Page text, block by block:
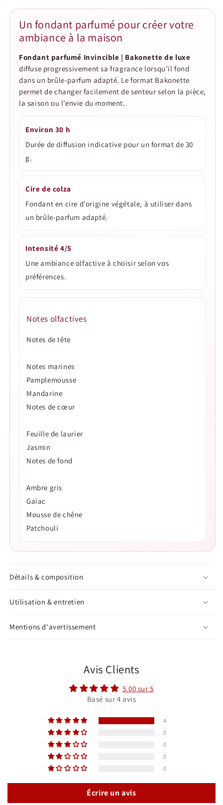
|
Bakonette
luxe
|
Bakonette
luxe
Un fondant parfumé pour créer votre
ambiance à la maison
Fondant parfumé Invincible | Bakonette de luxe
diffuse progressivement sa fragrance lorsqu’il fond
dans un brûle-parfum adapté. Le format Bakonette
permet de changer facilement de senteur selon la pièce,
la saison ou l’envie du moment.
Environ 30 h
Durée de diffusion indicative pour un format de 30
g.
Cire de colza
Fondant en cire d’origine végétale, à utiliser dans
un brûle-parfum adapté.
Intensité 4/5
Une ambiance olfactive à choisir selon vos
préférences.
Notes olfactives
Notes de tête
Notes marines
Pamplemousse
Mandarine
Notes de cœur
Feuille de laurier
Jasmin
Notes de fond
Ambre gris
Gaïac
Mousse de chêne
Patchouli
Détails & composition
Utilisation & entretien
Mentions d'avertissement
Avis Clients
5.00 sur 5
Basé sur 4 avis
4
0
0
0
0
Écrire un avis